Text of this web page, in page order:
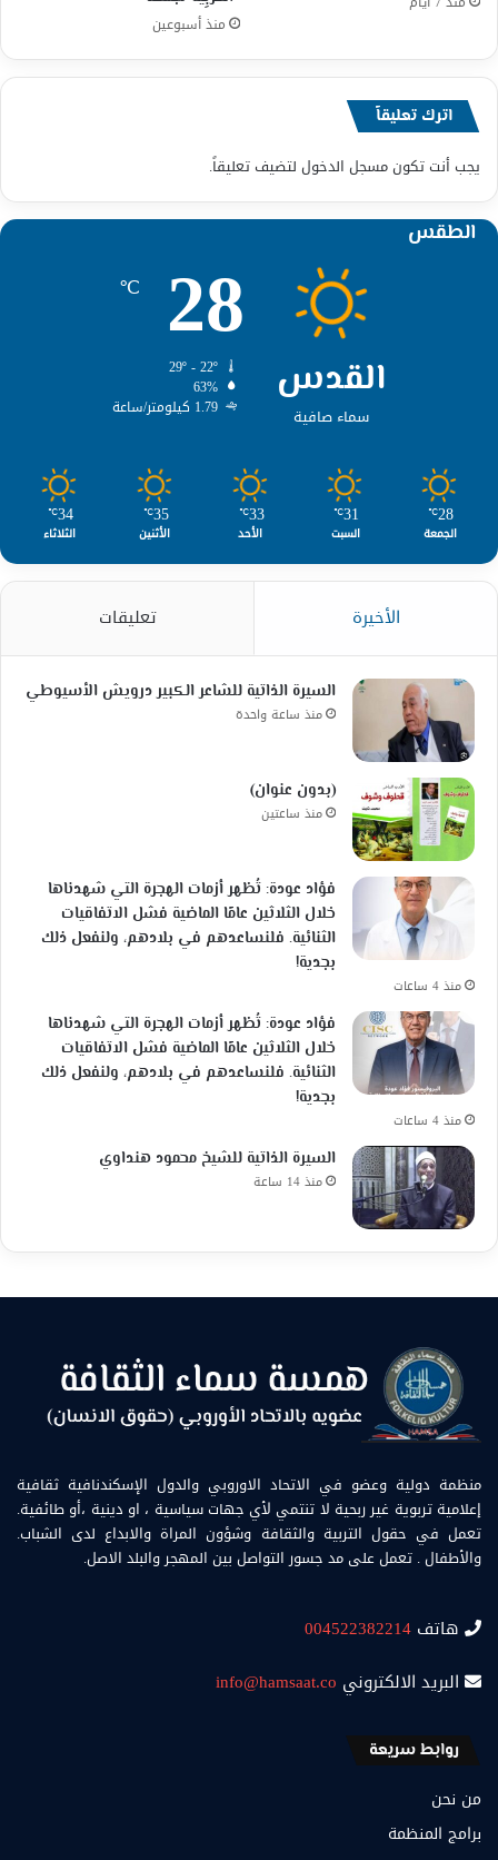
منذ أسبوعين
اترك تعليقاً
يجب أنت تكونمسجل الدخول لتضيف تعليقاً.
الطقس
القدس
سماء صافية
28
℃
63%
1.79 كيلومتر/ساعة
28
℃
الجمعة
31
℃
السبت
33
℃
الأحد
35
℃
الأثنين
34
℃
الثلاثاء
الأخيرة تعليقات
السيرة الذاتية للشاعر الكبير درويش الأسيوطي
منذ ساعة واحدة
(بدون عنوان)
منذ ساعتين
فؤاد عودة: تُظهر أزمات الهجرة التي شهدناها
خلال الثلاثين عامًا الماضية فشل الاتفاقيات
الثنائية. فلنساعدهم في بلادهم، ولنفعل ذلك
بجدية!
منذ 4 ساعات
فؤاد عودة: تُظهر أزمات الهجرة التي شهدناها
خلال الثلاثين عامًا الماضية فشل الاتفاقيات
الثنائية. فلنساعدهم في بلادهم، ولنفعل ذلك
بجدية!
منذ 4 ساعات
السيرة الذاتية للشيخ محمود هنداوي
منذ 14 ساعة
منظمة دولية وعضو في الاتحاد الاوروبي والدول الإسكندنافية ثقافية
إعلامية تربوية غير ربحية لا تنتمي لأي جهات سياسية ، او دينية ،أو طائفية.
تعمل في حقول التربية والثقافة وشؤون المراة والابداع لدى الشباب.
والأطفال . تعمل على مد جسور التواصل بين المهجر والبلد الاصل.
هاتف 004522382214
البريد الالكتروني info@hamsaat.co
روابط سريعة
من نحن
برامج المنظمة